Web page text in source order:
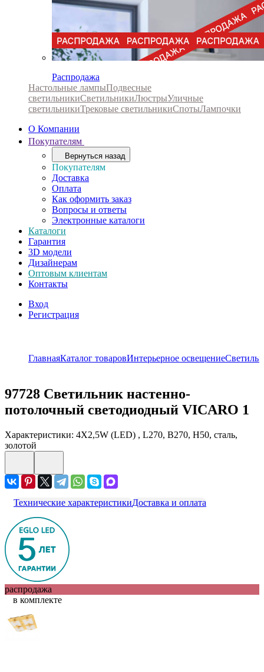
Распродажа
Настольные лампыПодвесные
светильникиСветильникиЛюстрыУличные
светильникиТрековые светильникиСпотыЛампочки
О Компании
Покупателям
Вернуться назад
Покупателям
Доставка
Оплата
Как оформить заказ
Вопросы и ответы
Электронные каталоги
Каталоги
Гарантия
3D модели
Дизайнерам
Оптовым клиентам
Контакты
Вход
Регистрация
ГлавнаяКаталог товаровИнтерьерное освещение
97728 Светильник настенно-
потолочный светодиодный VICARO 1
Характеристики: 4X2,5W (LED) , L270, B270, H50, сталь,
золотой
Технические характеристикиДоставка и оплата
распродажа
в комплекте